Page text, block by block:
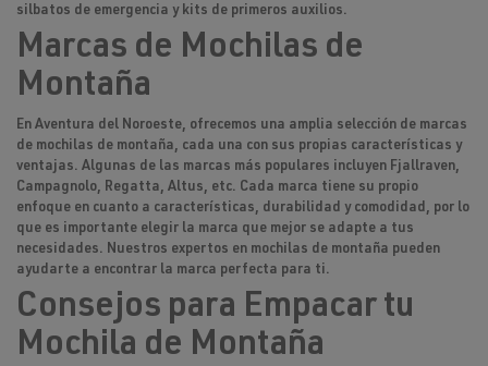
silbatos de emergencia y kits de primeros auxilios.
Marcas de Mochilas de
Montaña
En Aventura del Noroeste, ofrecemos una amplia selección de marcas
de mochilas de montaña, cada una con sus propias características y
ventajas. Algunas de las marcas más populares incluyen Fjallraven,
Campagnolo, Regatta, Altus, etc. Cada marca tiene su propio
enfoque en cuanto a características, durabilidad y comodidad, por lo
que es importante elegir la marca que mejor se adapte a tus
necesidades. Nuestros expertos en mochilas de montaña pueden
ayudarte a encontrar la marca perfecta para ti.
Consejos para Empacar tu
Mochila de Montaña